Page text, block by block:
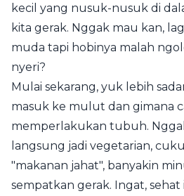
kecil yang nusuk-nusuk di
kita gerak. Nggak mau kan,
muda tapi hobinya malah
nyeri?
Mulai sekarang, yuk lebih
masuk ke mulut dan gimana
memperlakukan tubuh.
langsung jadi vegetarian,
"makanan jahat", banyakin
sempatkan gerak. Ingat, sehat